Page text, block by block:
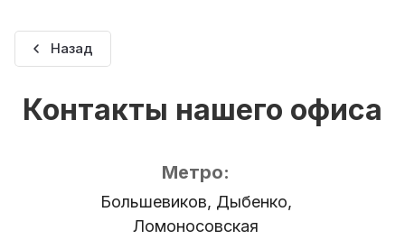
Назад
Контакты нашего офиса
Метро:
Большевиков, Дыбенко,
Ломоносовская